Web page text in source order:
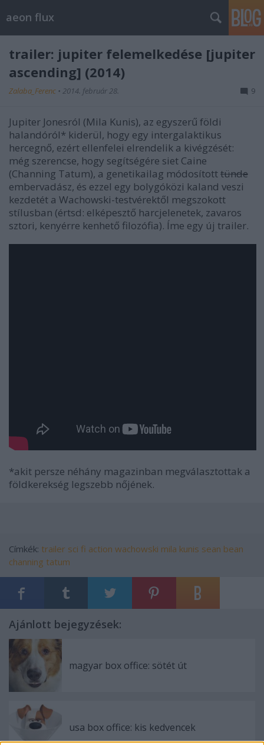
aeon flux
trailer: jupiter felemelkedése [jupiter
ascending] (2014)
Zalaba_Ferenc • 2014. február 28. 9
Jupiter Jonesról (Mila Kunis), az egyszerű földi
halandóról* kiderül, hogy egy intergalaktikus
hercegnő, ezért ellenfelei elrendelik a kivégzését:
még szerencse, hogy segítségére siet Caine
(Channing Tatum), a genetikailag módosítotttünde
embervadász, és ezzel egy bolygóközi kaland veszi
kezdetét a Wachowski-testvérektől megszokott
stílusban (értsd: elképesztő harcjelenetek, zavaros
sztori, kenyérre kenhető filozófia). Íme egy új trailer.
*akit persze néhány magazinban megválasztottak a
földkerekség legszebb nőjének.
Címkék: trailer sci fi action wachowski mila kunis sean bean
channing tatum
Ajánlott bejegyzések:
magyar box office: sötét út
usa box office: kis kedvencek